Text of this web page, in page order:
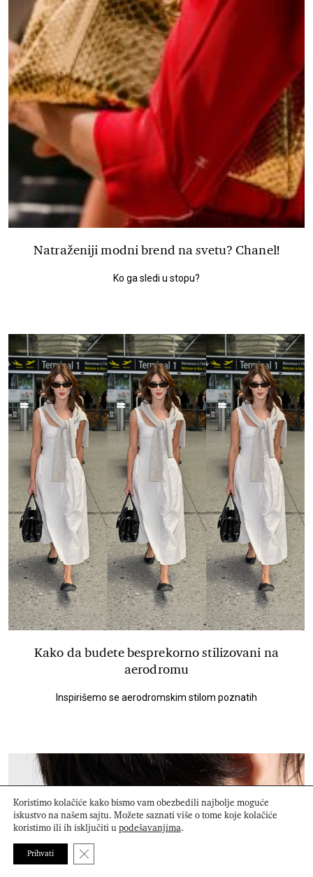
Natraženiji modni brend na svetu? Chanel!
Ko ga sledi u stopu?
Kako da budete besprekorno stilizovani na
aerodromu
Inspirišemo se aerodromskim stilom poznatih
Koristimo kolačiće kako bismo vam obezbedili najbolje moguće
iskustvo na našem sajtu. Možete saznati više o tome koje kolačiće
koristimo ili ih isključiti upodešavanjima.
Prihvati Close GDPR Cookie Banner